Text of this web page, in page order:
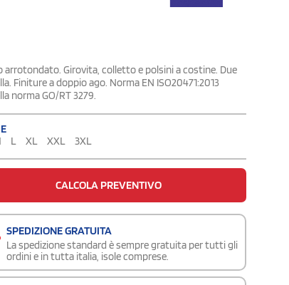
arrotondato. Girovita, colletto e polsini a costine. Due
Finiture a doppio ago. Norma EN ISO20471:2013
norma GO/RT 3279.
L XL XXL 3XL
CALCOLA PREVENTIVO
SPEDIZIONE GRATUITA
La spedizione standard è sempre gratuita per tutti gli
ordini e in tutta italia, isole comprese.